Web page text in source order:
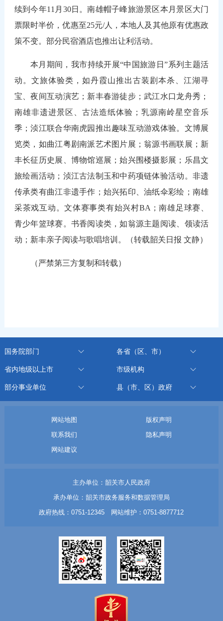
续到今年11月30日。南雄帽子峰旅游景区本月景区大门
票限时半价，优惠至25元/人，本地人及其他原有优惠政
策不变。部分民宿酒店也推出让利活动。
本月期间，我市持续开展“中国旅游日”系列主题活
动。文旅体验类，如丹霞山推出古装剧本杀、江湖寻
宝、夜间互动演艺；新丰春游徒步；武江水口龙舟秀；
南雄非遗进景区、古法造纸体验；乳源南岭星空音乐
季；浈江联合华南虎园推出趣味互动游戏体验。文博展
览类，如曲江粤剧南派艺术图片展；翁源书画联展；新
丰长征历史展、博物馆巡展；始兴围楼摄影展；乐昌文
旅绘画活动；浈江古法制玉和中药项链体验活动。非遗
传承类有曲江非遗手作；始兴拓印、油纸伞彩绘；南雄
采茶戏互动。文体赛事类有始兴村BA；南雄足球赛、
青少年篮球赛。书香阅读类，如翁源主题阅读、领读活
动；新丰亲子阅读与歌唱培训。
（转载韶关日报 文静）
（严禁第三方复制和转载）
国务院部门 各省（区、市）
省内地级以上市 市级机构
部分事业单位 县（市、区）政府
网站地图
版权声明
联系我们
隐私声明
网站建议
主办单位：韶关市人民政府
承办单位：韶关市政务服务和数据管理局
政府热线：0751-12345 网站维护：0751-8877712